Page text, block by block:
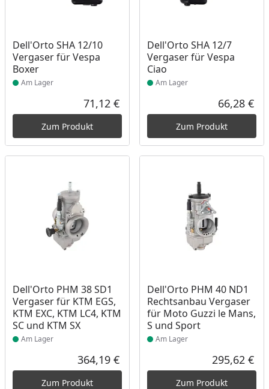
Dell'Orto SHA 12/10
Vergaser für Vespa
Boxer
Produkt am Lager
Am Lager
Aktueller Preis
71,12 €
Zum Produkt
Dell'Orto SHA 12/7
Vergaser für Vespa
Ciao
Produkt am Lager
Am Lager
66,28 €
Zum Produkt
Dell'Orto PHM 38 SD1
Vergaser für KTM EGS,
KTM EXC, KTM LC4, KTM
SC und KTM SX
Produkt am Lager
Am Lager
Aktueller Preis
364,19 €
Zum Produkt
Dell'Orto PHM 40 ND1
Rechtsanbau Vergaser
für Moto Guzzi le Mans,
S und Sport
Produkt am Lager
Am Lager
295,62 €
Zum Produkt